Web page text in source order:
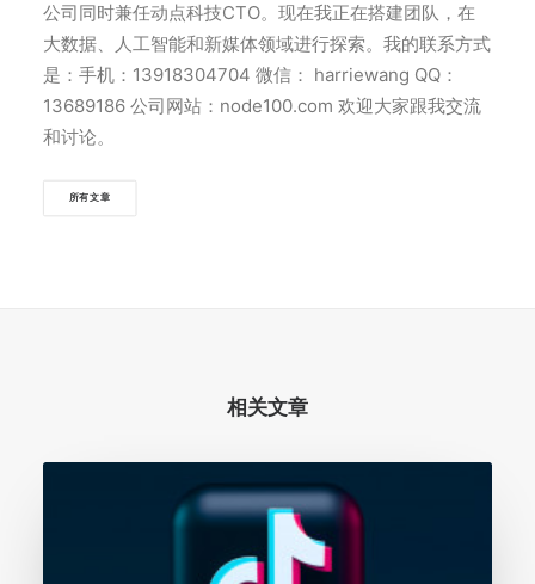
公司同时兼任动点科技CTO。现在我正在搭建团队，在
大数据、人工智能和新媒体领域进行探索。我的联系方式
是：手机：13918304704 微信： harriewang QQ：
13689186 公司网站：node100.com 欢迎大家跟我交流
和讨论。
所有文章
相关文章